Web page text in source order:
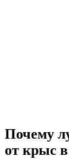
Почему
от крыс